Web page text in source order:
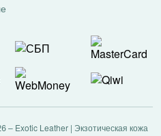
Exotic Leather | Экзотическая кожа